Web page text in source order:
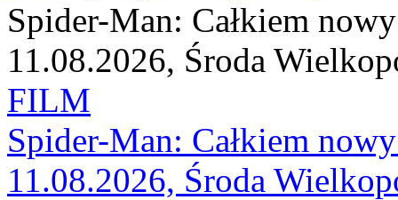
Spider-Man: Całkiem
11.08.2026, Środa
FILM
Spider-Man: Całkiem
11.08.2026, Środa